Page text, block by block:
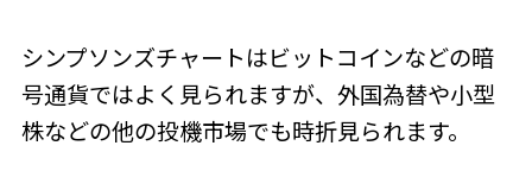
シンプソンズチャートはビットコインなどの暗
号通貨ではよく見られますが、外国為替や小型
株などの他の投機市場でも時折見られます。